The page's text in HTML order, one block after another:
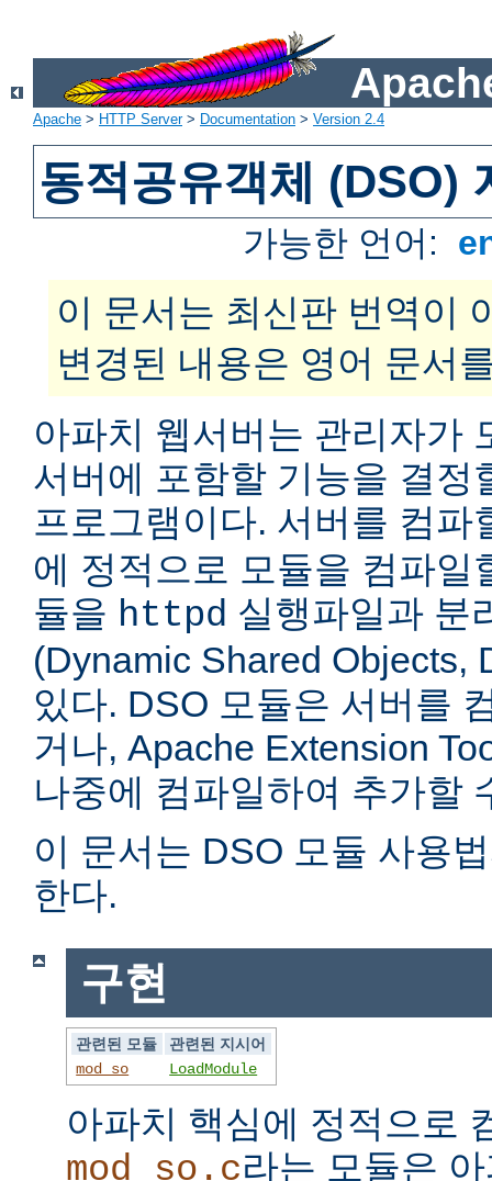
Apache > HTTP Server> Documentation > Version 2.4
동적공유객체 (DSO)
가능한 언어:
이 문서는 최신판 번역이
변경된 내용은 영어 문서
아파치 웹서버는 관리자가
서버에 포함할 기능을 결정
프로그램이다. 서버를 컴파
에 정적으로 모듈을 컴파일
듈을 httpd 실행파일과 분
(Dynamic Shared Objects,
있다. DSO 모듈은 서버를
거나, Apache Extension
나중에 컴파일하여 추가할
이 문서는 DSO 모듈 사용
한다.
구현
관련된 모듈
관련된 지시어
mod_so
LoadModule
아파치 핵심에 정적으로
mod_so.c라는 모듈은